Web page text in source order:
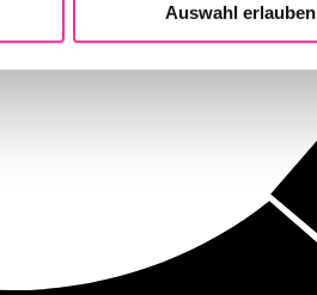
Auswahl erlauben